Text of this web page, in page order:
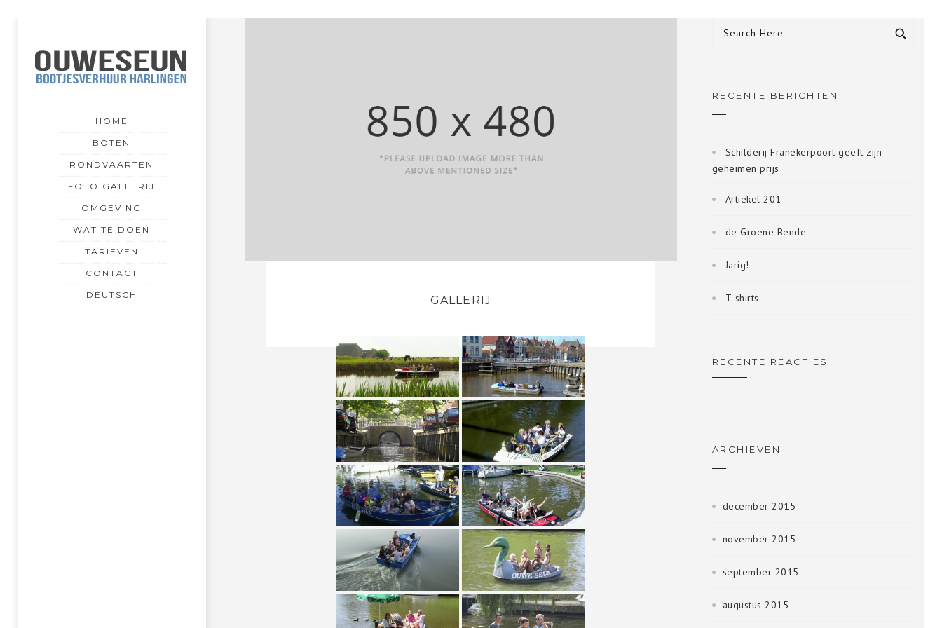
HOME
BOTEN
RONDVAARTEN
FOTO GALLERIJ
OMGEVING
WAT TE DOEN
TARIEVEN
CONTACT
DEUTSCH GALLERIJ
RECENTE BERICHTEN
Schilderij Franekerpoort geeft zijn
geheimen prijs
Artiekel 201
de Groene Bende
Jarig!
T-shirts
RECENTE REACTIES
ARCHIEVEN
december 2015
november 2015
september 2015
augustus 2015